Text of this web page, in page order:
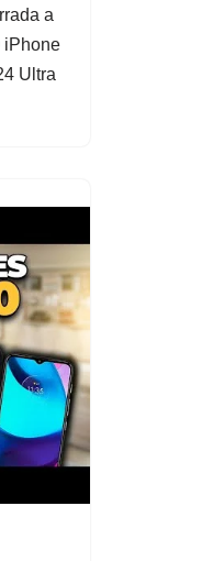
a
iPhone
Ultra